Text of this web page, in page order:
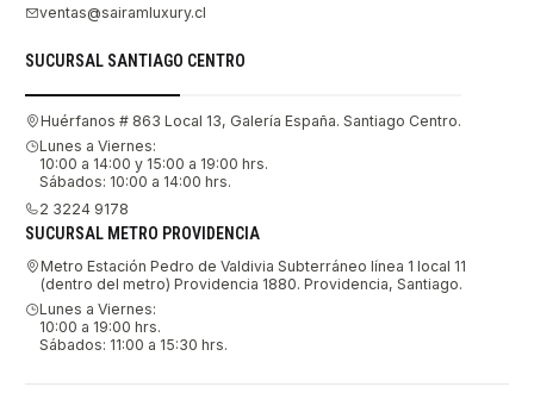
ventas@sairamluxury.cl
SUCURSAL SANTIAGO CENTRO
Huérfanos # 863 Local 13, Galería España. Santiago Centro.
Lunes a Viernes:
10:00 a 14:00 y 15:00 a 19:00 hrs.
Sábados: 10:00 a 14:00 hrs.
2 3224 9178
SUCURSAL METRO PROVIDENCIA
Metro Estación Pedro de Valdivia Subterráneo línea 1 local 11
(dentro del metro) Providencia 1880. Providencia, Santiago.
Lunes a Viernes:
10:00 a 19:00 hrs.
Sábados: 11:00 a 15:30 hrs.